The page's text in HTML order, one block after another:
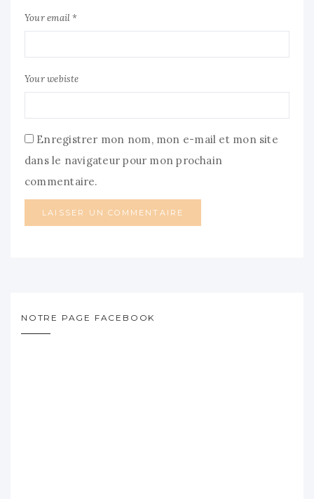
Your email *
Your webiste
Enregistrer mon nom, mon e-mail et mon site
dans le navigateur pour mon prochain
commentaire.
NOTRE PAGE FACEBOOK